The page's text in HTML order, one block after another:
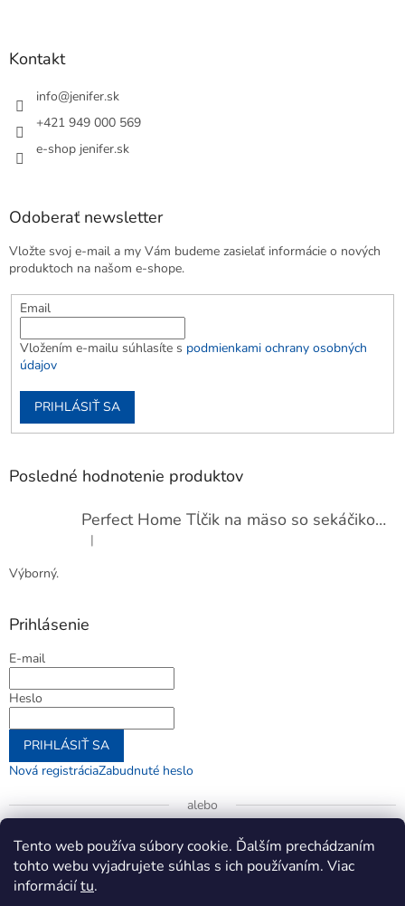
Tento web používa súbory cookie. Ďalším prechádzaním
tohto webu vyjadrujete súhlas s ich používaním. Viac
informáciítu.
Kontakt
info@jenifer.sk
+421 949 000 569
e-shop jenifer.sk
Odoberať newsletter
Vložte svoj e-mail a my Vám budeme zasielať informácie o nových
produktoch na našom e-shope.
Email
Vložením e-mailu súhlasíte s podmienkami ochrany osobných
údajov
PRIHLÁSIŤ SA
Posledné hodnotenie produktov
Perfect Home Tĺčik na mäso so sekáčikom, 56893
Hodnotenie produktu je 5 z 5 hviezdičiek.
|
Výborný.
Prihlásenie
E-mail
Heslo
PRIHLÁSIŤ SA
Nová registráciaZabudnuté heslo
alebo
Prihlásiť sa cez Google